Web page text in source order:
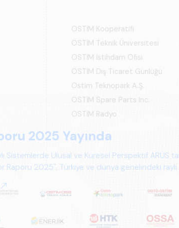
2025 Yayında
Sistemlerde Ulusal ve Küresel Perspektif ARUS
Raporu 2025", Türkiye ve dünya genelindeki
OSTİM Kooperatifi
OSTİM Teknik Üniversitesi
OSTİM İstihdam Ofisi
OSTİM Dış Ticaret Günlüğü
Ostim Teknopark A.Ş.
OSTİM Spare Parts Inc.
OSTİM Radyo